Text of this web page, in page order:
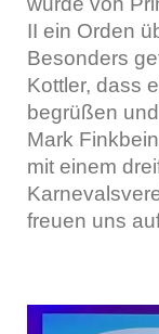
II ein Orden
Besonders
Kottler, dass
begrüßen
Mark
mit einem
freuen uns